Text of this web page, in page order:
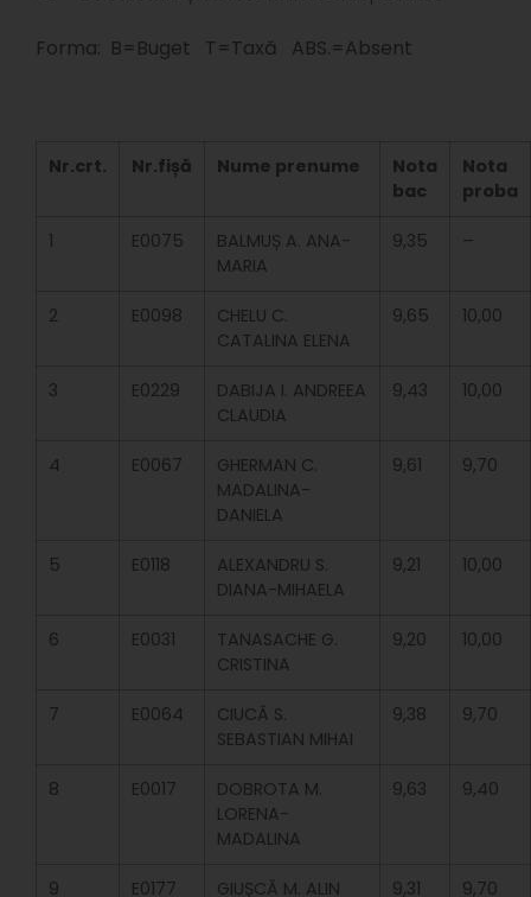
Forma: B=Buget T=Taxă ABS.=Absent
Nr.crt. Nr.fișă Nume prenume
Nota
bac
Nota
proba
1 E0075
BALMUȘ A. ANA-
MARIA
9,35 –
2 E0098
CHELU C.
CATALINA ELENA
9,65 10,00
3 E0229
DABIJA I. ANDREEA
CLAUDIA
9,43 10,00
4 E0067
GHERMAN C.
MADALINA-
DANIELA
9,61 9,70
5 E0118
ALEXANDRU S.
DIANA-MIHAELA
9,21 10,00
6 E0031
TANASACHE G.
CRISTINA
9,20 10,00
7 E0064
CIUCĂ S.
SEBASTIAN MIHAI
9,38 9,70
8 E0017
DOBROTA M.
LORENA-
MADALINA
9,63 9,40
9 E0177
GIUȘCĂ M. ALIN
9,31 9,70